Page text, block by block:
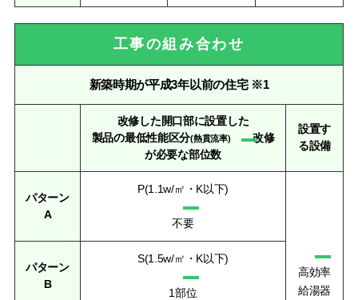
工事の組み合わせ
新築時期が平成3年以前の住宅 ※1
改修した開口部に設置した
製品の最低性能区分(熱貫流率)
改修
が必要な部位数
設置す
る設備
パターン
A
P(1.1w/㎡・K以下)
不要
高効率
給湯器
パターン
B
S(1.5w/㎡・K以下)
1部位